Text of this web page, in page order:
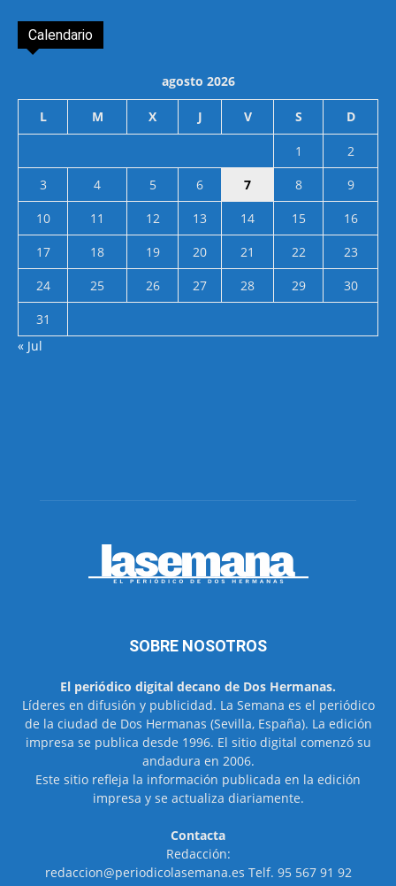
Calendario
agosto 2026
L M X J V S D
1
2
3
4 5 6 7 8
9
10
11 12 13 14 15
16
17
18 19 20 21 22
23
24
25 26 27 28 29
30
31
« Jul
SOBRE NOSOTROS
El periódico digital decano de Dos Hermanas.
Líderes en difusión y publicidad. La Semana es el periódico
de la ciudad de Dos Hermanas (Sevilla, España). La edición
impresa se publica desde 1996. El sitio digital comenzó su
andadura en 2006.
Este sitio refleja la información publicada en la edición
impresa y se actualiza diariamente.
Contacta
Redacción:
redaccion@periodicolasemana.es Telf. 95 567 91 92